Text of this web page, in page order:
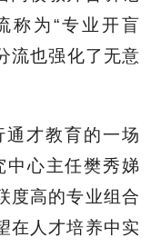
称为“专业开盲
流也强化了无意
通才教育的一场
中心主任樊秀娣
度高的专业组合
在人才培养中实